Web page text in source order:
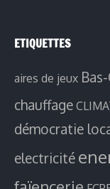
ETIQUETTES
aires de jeux
chauffage
démocratie
electricité